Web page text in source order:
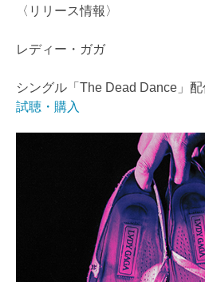
〈リリース情報〉
レディー・ガガ
シングル「The Dead Dance」配
試聴・購入